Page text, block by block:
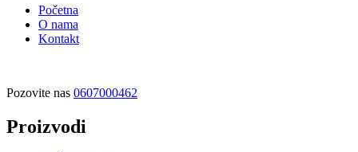
Početna
O nama
Kontakt
Pozovite nas 0607000462
Proizvodi